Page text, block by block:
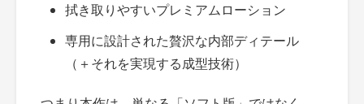
拭き取りやすいプレミアムローション
専用に設計された贅沢な内部ディテール
（＋それを実現する成型技術）